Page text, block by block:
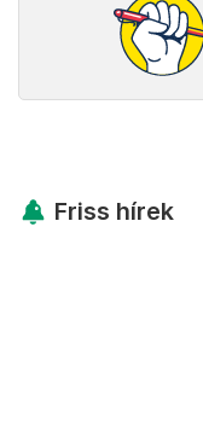
Friss hírek